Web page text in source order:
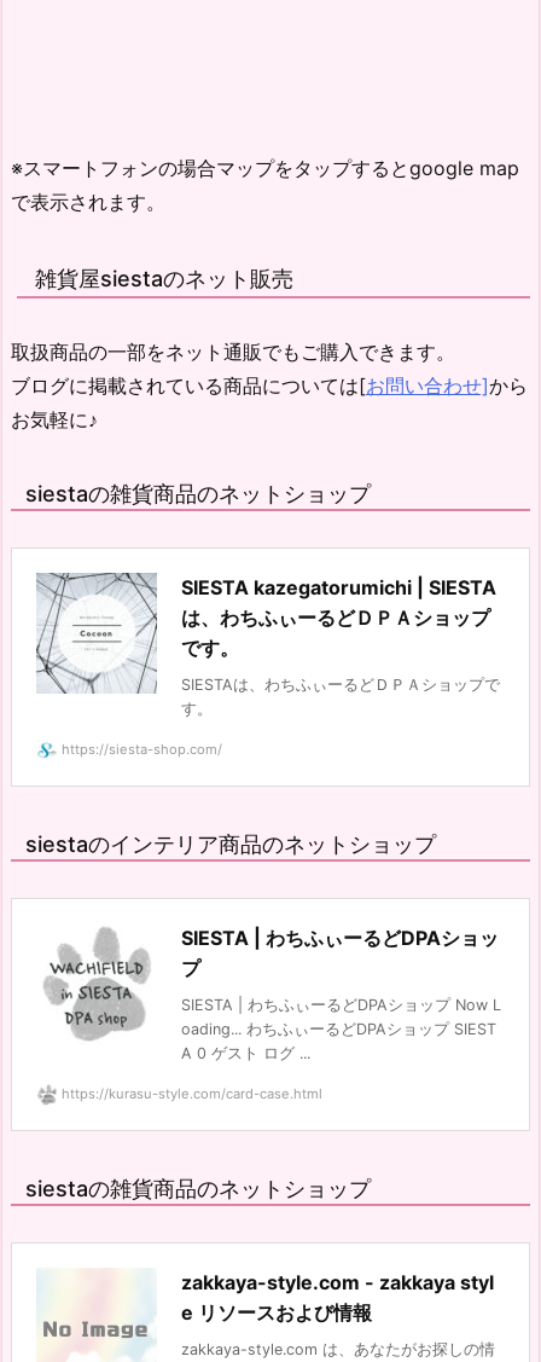
※スマートフォンの場合マップをタップするとgoogle map
で表示されます。
雑貨屋siestaのネット販売
取扱商品の一部をネット通販でもご購入できます。
ブログに掲載されている商品については[お問い合わせ]から
お気軽に♪
siestaの雑貨商品のネットショップ
SIESTA kazegatorumichi | SIESTA
は、わちふぃーるどＤＰＡショップ
です。
SIESTAは、わちふぃーるどＤＰＡショップで
す。
https://siesta-shop.com/
siestaのインテリア商品のネットショップ
SIESTA | わちふぃーるどDPAショッ
プ
SIESTA | わちふぃーるどDPAショップ Now L
oading... わちふぃーるどDPAショップ SIEST
A 0 ゲスト ログ ...
https://kurasu-style.com/card-case.html
siestaの雑貨商品のネットショップ
zakkaya-style.com - zakkaya styl
e リソースおよび情報
zakkaya-style.com は、あなたがお探しの情